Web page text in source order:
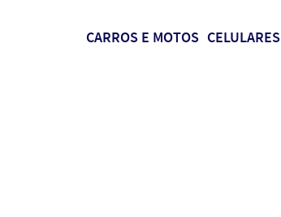
CARROS E MOTOS CELULARES